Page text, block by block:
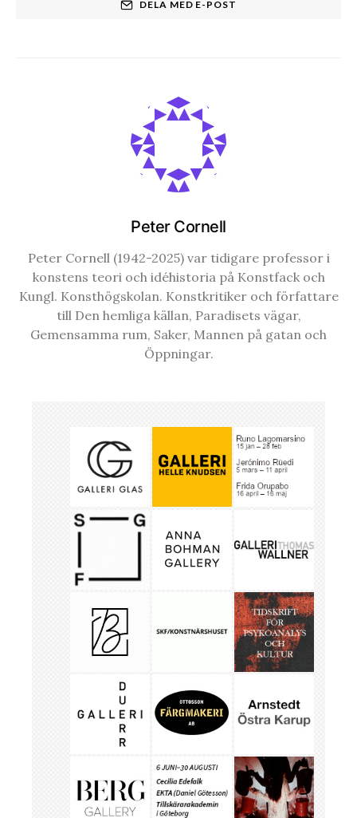
DELA MED E-POST
Peter Cornell
Peter Cornell (1942-2025) var tidigare professor i
konstens teori och idéhistoria på Konstfack och
Kungl. Konsthögskolan. Konstkritiker och författare
till Den hemliga källan, Paradisets vägar,
Gemensamma rum, Saker, Mannen på gatan och
Öppningar.